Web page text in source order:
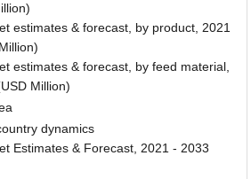
estimates & forecast, by product, 2021
estimates & forecast, by feed material,
Million)
dynamics
Estimates & Forecast, 2021 - 2033